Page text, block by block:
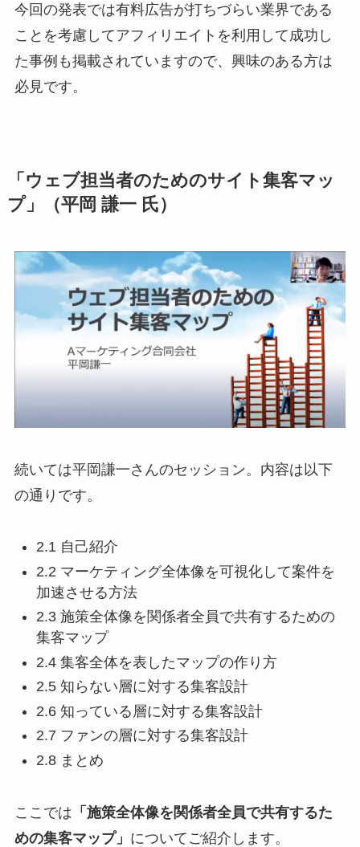
今回の発表では有料広告が打ちづらい業界である
ことを考慮してアフィリエイトを利用して成功し
た事例も掲載されていますので、興味のある方は
必見です。
「ウェブ担当者のためのサイト集客マッ
プ」（平岡 謙一 氏）
続いては平岡謙一さんのセッション。内容は以下
の通りです。
2.1 自己紹介
2.2 マーケティング全体像を可視化して案件を
加速させる方法
2.3 施策全体像を関係者全員で共有するための
集客マップ
2.4 集客全体を表したマップの作り方
2.5 知らない層に対する集客設計
2.6 知っている層に対する集客設計
2.7 ファンの層に対する集客設計
2.8 まとめ
ここでは 「施策全体像を関係者全員で共有するた
めの集客マップ」 についてご紹介します。